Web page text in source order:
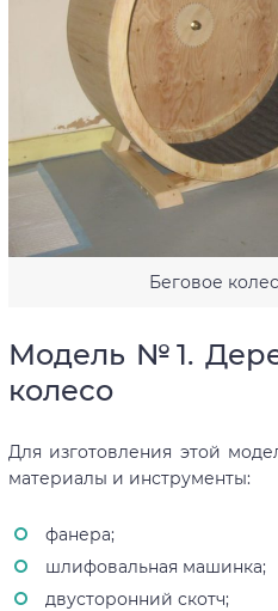
Беговое
Модель №1.
колесо
Для изготовления этой
материалы и инструменты:
фанера;
шлифовальная машинка;
двусторонний скотч;